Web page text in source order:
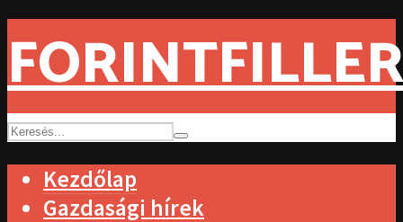
Kezdőlap
Gazdasági hírek